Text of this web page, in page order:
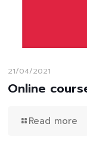
21/04/2021
Online
Read more